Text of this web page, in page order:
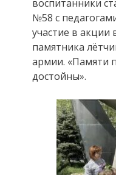
воспитанники
№58 с
участие в акции
памятника
армии. «Памяти
достойны».